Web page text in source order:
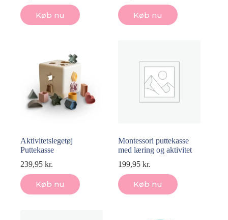
Køb nu Køb nu
Aktivitetslegetøj
Puttekasse
239,95 kr.
Køb nu
Montessori puttekasse
med læring og aktivitet
199,95kr.
Køb nu